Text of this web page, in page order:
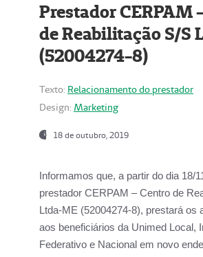
Prestador CERPAM
de Reabilitação S/S
(52004274-8)
Texto: Relacionamento do prestador
Design: Marketing
18 de outubro, 2019
Informamos que, a partir do dia 18/
prestador CERPAM – Centro de
Ltda-ME (52004274-8), prestará os
aos beneficiários da Unimed Local,
Federativo e Nacional em novo